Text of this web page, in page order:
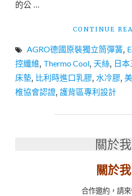
的公 …
CONTINUE
AGRO德國原裝獨立筒彈簧,
控纖維, Thermo Cool, 天絲, 日
床墊, 比利時進口乳膠, 水冷膠,
椎協會認證, 護背區專利設計
關於我
關於我
合作邀約，請來